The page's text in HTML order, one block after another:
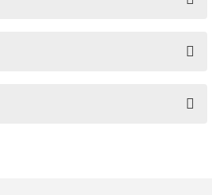
açıklamalarında ve diğer konularda
formunu kullanarak tarafımıza